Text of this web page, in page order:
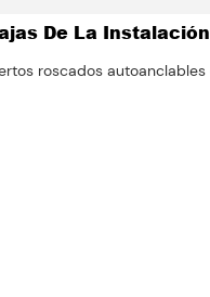
De La Instalación